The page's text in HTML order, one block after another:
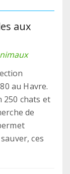
aux
au Havre.
250 chats et
de
ces